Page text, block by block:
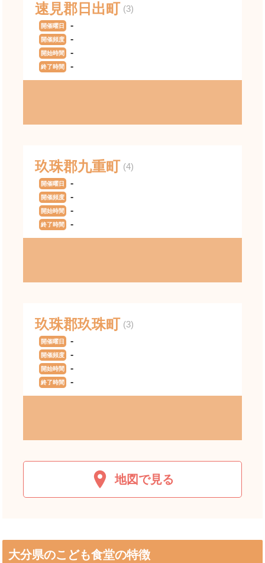
速見郡日出町 (3)
開催曜日 -
開催頻度 -
開始時間 -
終了時間 -
玖珠郡九重町 (4)
開催曜日 -
開催頻度 -
開始時間 -
終了時間 -
玖珠郡玖珠町 (3)
開催曜日 -
開催頻度 -
開始時間 -
終了時間 -
地図で見る
JR日豊本線(門司港～佐伯)
大分県のこども食堂の特徴